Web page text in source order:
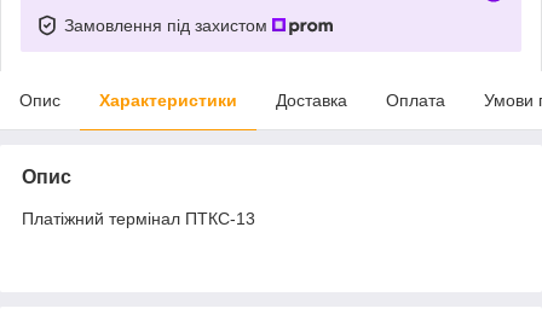
Замовлення під захистом
Опис Характеристики Доставка Оплата Умови
Опис
Платіжний термінал ПТКС-13